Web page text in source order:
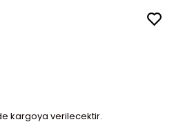
kargoya verilecektir.